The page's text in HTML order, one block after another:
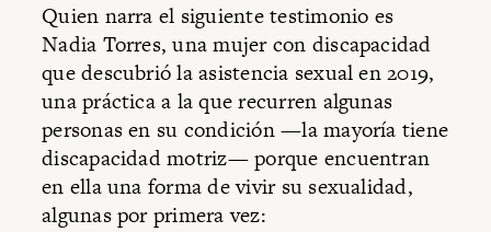
Quien narra el siguiente testimonio es
Nadia Torres, una mujer con discapacidad
que descubrió la asistencia sexual en 2019,
una práctica a la que recurren algunas
personas en su condición —la mayoría tiene
discapacidad motriz— porque encuentran
en ella una forma de vivir su sexualidad,
algunas por primera vez: